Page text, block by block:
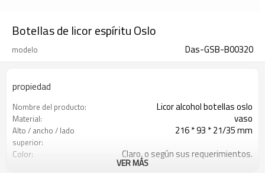
Botellas de licor espíritu Oslo
modelo Das-GSB-B00320
propiedad
Nombre del producto: Licor alcohol botellas oslo
Material: vaso
Alto / ancho / lado
superior:
216 * 93 * 21/35 mm
Color: Claro, o según sus requerimientos.
200ml 375ml 500ml 700ml 750ml
VER MÁS